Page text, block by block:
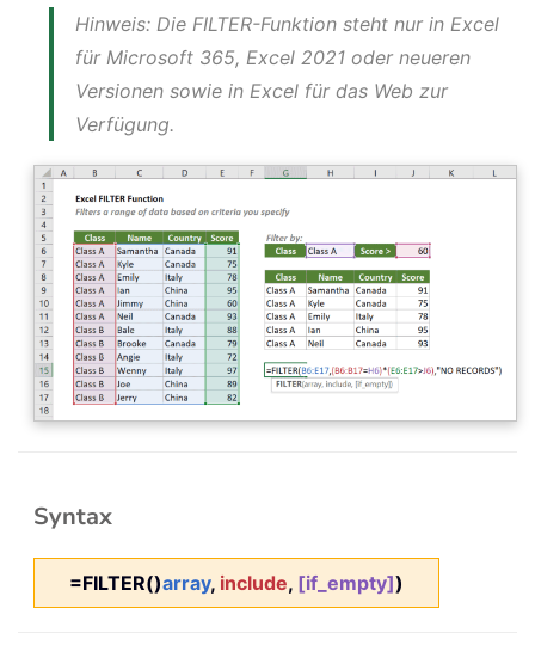
Hinweis: Die FILTER-Funktion steht nur in Excel
für Microsoft 365, Excel 2021 oder neueren
Versionen sowie in Excel für das Web zur
Verfügung.
Syntax
=FILTER()array, include, [if_empty])